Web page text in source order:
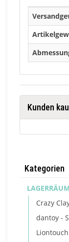
Kunden
Kategorien
Crazy
dantoy -
Liontouch